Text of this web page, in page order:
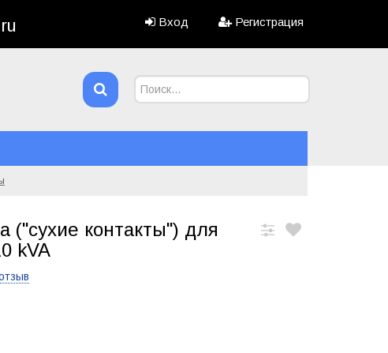
Вход Регистрация
("сухие контакты") для
kVA